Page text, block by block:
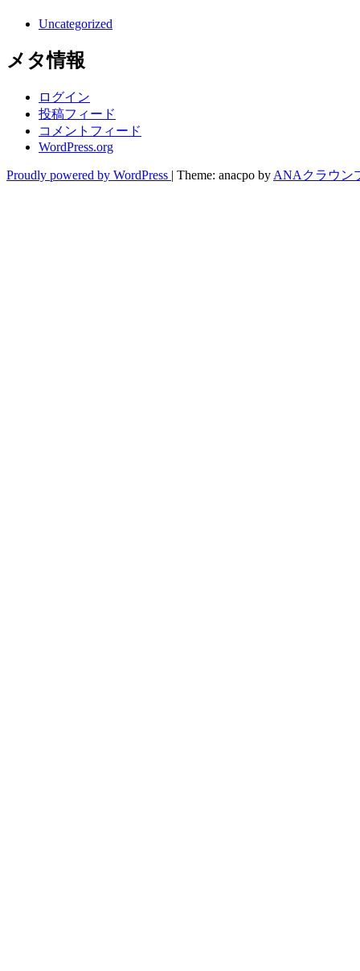
Uncategorized
メタ情報
ログイン
投稿フィード
コメントフィード
WordPress.org
Proudly powered by WordPress | Theme: anacpo by ANAクラウン